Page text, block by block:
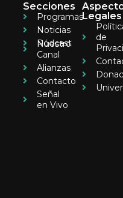
Secciones
Programas
Noticias
Pódcast
Nuestro
Canal
Alianzas
Contacto
Señal
en Vivo
Legales
de